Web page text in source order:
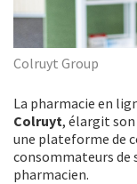
Colruyt Group
La pharmacie en
Colruyt, élargit son
une plateforme de
consommateurs de
pharmacien.